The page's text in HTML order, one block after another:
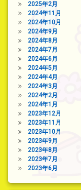
2025年2月
2024年11月
2024年10月
2024年9月
2024年8月
2024年7月
2024年6月
2024年5月
2024年4月
2024年3月
2024年2月
2024年1月
2023年12月
2023年11月
2023年10月
2023年9月
2023年8月
2023年7月
2023年6月